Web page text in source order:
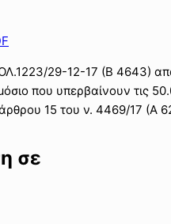
29-12-17 (Β 4643)
που υπερβαίνουν τις
15 του ν. 4469/17 (Α
σε